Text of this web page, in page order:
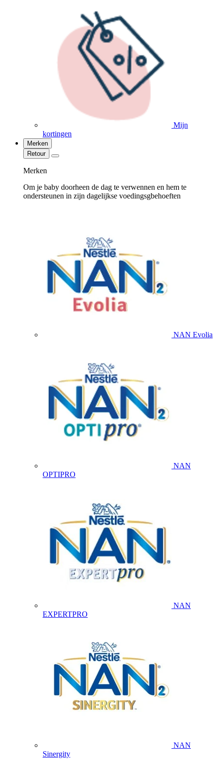
Mijn
kortingen
Merken
Retour
Merken
Om je baby doorheen de dag te verwennen en hem te
ondersteunen in zijn dagelijkse voedingsgbehoeften
NAN Evolia
NAN
OPTIPRO
NAN
EXPERTPRO
NAN
Sinergity